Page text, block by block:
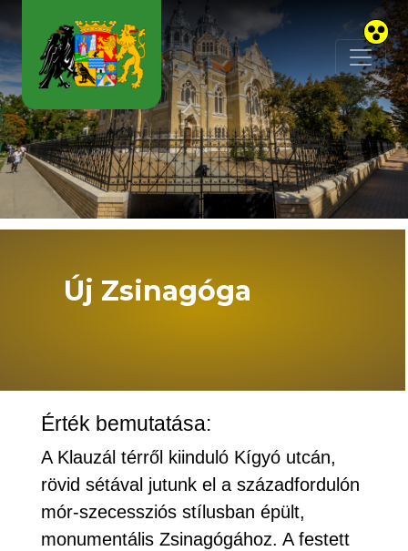
Új Zsinagóga
Érték bemutatása:
A Klauzál térről kiinduló Kígyó utcán,
rövid sétával jutunk el a századfordulón
mór-szecessziós stílusban épült,
monumentális Zsinagógához. A festett